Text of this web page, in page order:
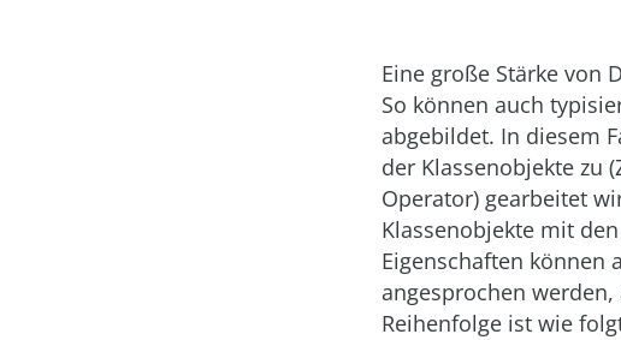
Eine große Stärke von
So können auch
abgebildet. In diesem
der Klassenobjekte zu
Operator) gearbeitet
Klassenobjekte mit
Eigenschaften können
angesprochen
Reihenfolge ist wie